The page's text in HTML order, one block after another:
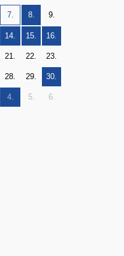
7. 8. 9.
14. 15. 16.
21. 22. 23.
28. 29. 30.
4. 5. 6.